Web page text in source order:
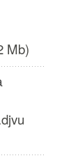
Mb)